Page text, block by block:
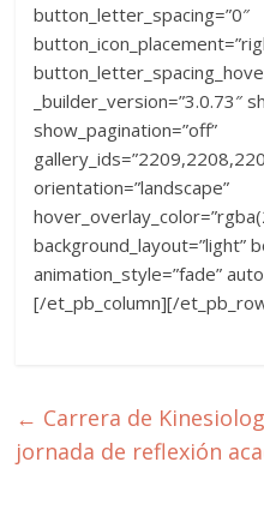
button_letter_spacing=”0″
_builder_version=”3.0.73″
show_pagination=”off”
orientation=”landscape”
background_layout=”light”
animation_style=”fade”
[/et_pb_column][/
← Carrera de
jornada de reflexión